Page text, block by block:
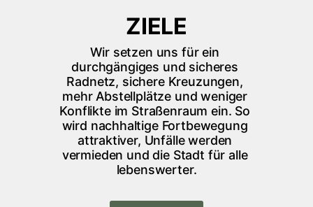
ZIELE
Wir setzen uns für ein
durchgängiges und sicheres
Radnetz, sichere Kreuzungen,
mehr Abstellplätze und weniger
Konflikte im Straßenraum ein. So
wird nachhaltige Fortbewegung
attraktiver, Unfälle werden
vermieden und die Stadt für alle
lebenswerter.